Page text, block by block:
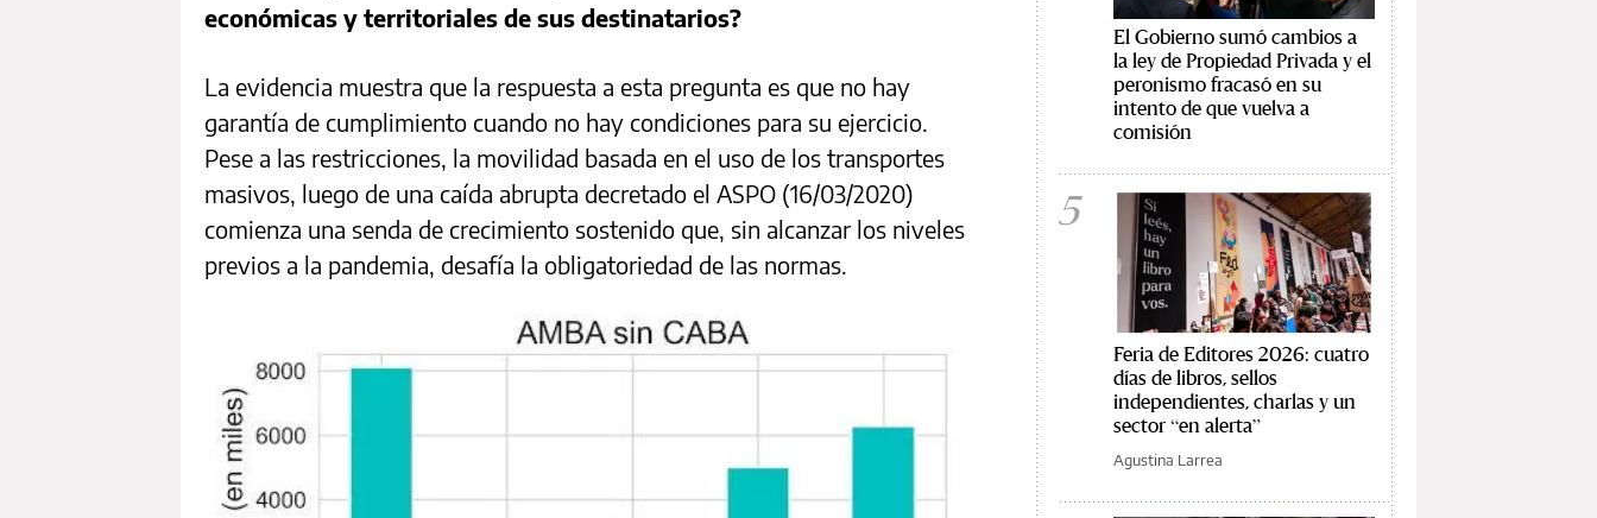
económicas y territoriales de sus destinatarios?
La evidencia muestra que la respuesta a esta pregunta es que no hay
garantía de cumplimiento cuando no hay condiciones para su ejercicio.
Pese a las restricciones, la movilidad basada en el uso de los transportes
masivos, luego de una caída abrupta decretado el ASPO (16/03/2020)
comienza una senda de crecimiento sostenido que, sin alcanzar los niveles
previos a la pandemia, desafía la obligatoriedad de las normas.
El Gobierno sumó cambios a
la ley de Propiedad Privada y el
peronismo fracasó en su
intento de que vuelva a
comisión
5
Feria de Editores 2026: cuatro
días de libros, sellos
independientes, charlas y un
sector “en alerta”
Agustina Larrea